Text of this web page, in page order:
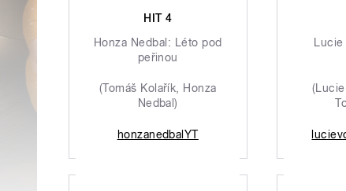
HIT 4
Honza Nedbal: Léto pod
peřinou
(Tomáš Kolařík, Honza
Nedbal)
honzanedbalYT
Lucie
(Lucie